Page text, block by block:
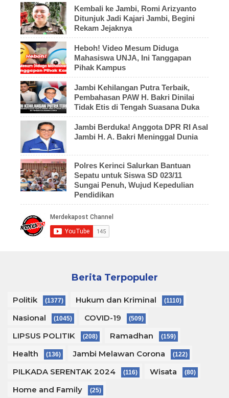
Kembali ke Jambi, Romi Arizyanto
Ditunjuk Jadi Kajari Jambi, Begini
Rekam Jejaknya
Heboh! Video Mesum Diduga
Mahasiswa UNJA, Ini Tanggapan
Pihak Kampus
Jambi Kehilangan Putra Terbaik,
Pembahasan PAW H. Bakri Dinilai
Tidak Etis di Tengah Suasana Duka
Jambi Berduka! Anggota DPR RI Asal
Jambi H. A. Bakri Meninggal Dunia
Polres Kerinci Salurkan Bantuan
Sepatu untuk Siswa SD 023/11
Sungai Penuh, Wujud Kepedulian
Pendidikan
Berita Terpopuler
Politik (1377) Hukum dan Kriminal (1110)
Nasional (1045) COVID-19 (509)
LIPSUS POLITIK (208) Ramadhan (159)
Health (136) Jambi Melawan Corona (122)
PILKADA SERENTAK 2024 (116) Wisata (80)
Home and Family (25)